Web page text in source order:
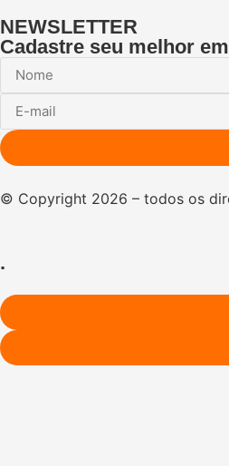
NEWSLETTER
Cadastre seu melhor
© Copyright 2026 – todos os
.